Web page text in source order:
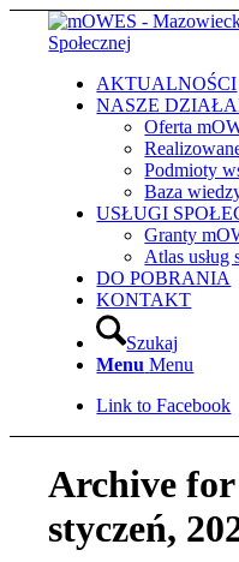
AKTUALNOŚCI
NASZE
Oferta
Podmioty
Baza
USŁUGI
Granty
Atlas usług
DO POBRANIA
KONTAKT
Szukaj
Menu Menu
Link to Facebook
Archive
styczeń,